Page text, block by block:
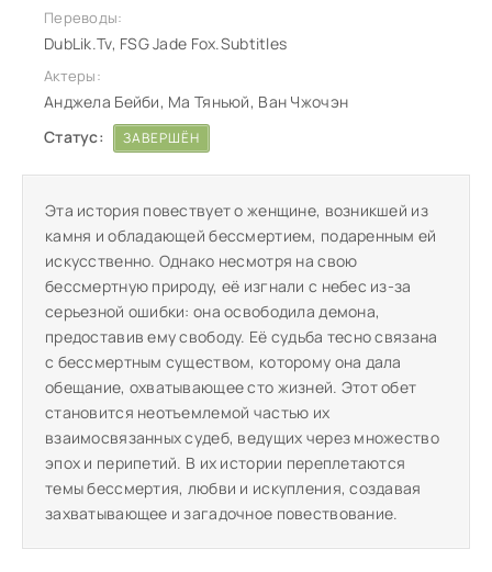
Переводы:
DubLik.Tv, FSG Jade Fox.Subtitles
Актеры:
Анджела Бейби, Ма Тяньюй, Ван Чжочэн
Статус:
ЗАВЕРШЁН
Эта история повествует о женщине, возникшей из
камня и обладающей бессмертием, подаренным ей
искусственно. Однако несмотря на свою
бессмертную природу, её изгнали с небес из-за
серьезной ошибки: она освободила демона,
предоставив ему свободу. Её судьба тесно связана
с бессмертным существом, которому она дала
обещание, охватывающее сто жизней. Этот обет
становится неотъемлемой частью их
взаимосвязанных судеб, ведущих через множество
эпох и перипетий. В их истории переплетаются
темы бессмертия, любви и искупления, создавая
захватывающее и загадочное повествование.